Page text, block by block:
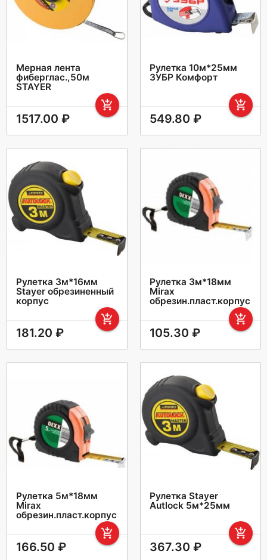
Мерная лента
фиберглас.,50м
STAYER
add_shopping_cart
1517.00 ₽
Рулетка 10м*25мм
ЗУБР Комфорт
add_shopping_cart
549.80 ₽
Рулетка 3м*16мм
Stayer обрезиненный
корпус
add_shopping_cart
181.20 ₽
Рулетка 3м*18мм
Mirax
обрезин.пласт.корпус
add_shopping_cart
105.30 ₽
Рулетка 5м*18мм
Mirax
обрезин.пласт.корпус
add_shopping_cart
166.50 ₽
Рулетка Stayer
Autlock 5м*25мм
add_shopping_cart
367.30 ₽